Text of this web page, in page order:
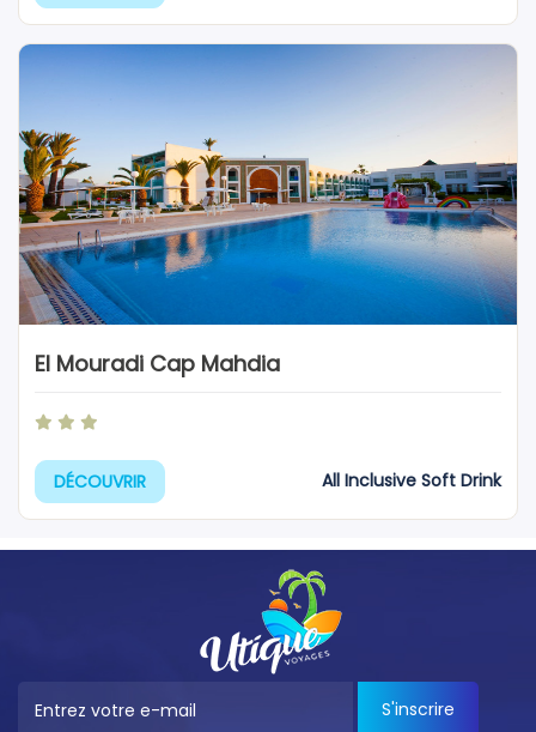
El Mouradi Cap Mahdia
DÉCOUVRIR All Inclusive Soft Drink
S'inscrire